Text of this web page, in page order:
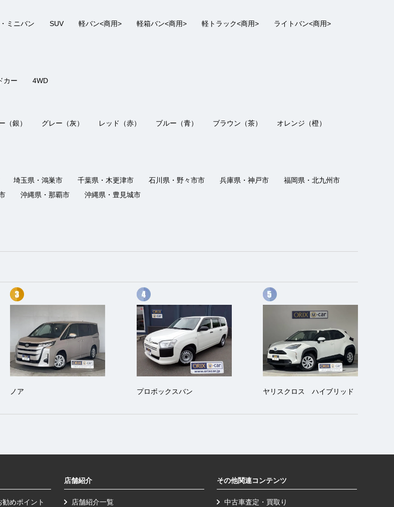
ミニバン SUV 軽バン<商用> 軽箱バン<商用> 軽トラック<商用>
ライトバン<商用>
カー 4WD
（銀） グレー（灰） レッド（赤） ブルー（青） ブラウン（茶）
オレンジ（橙）
埼玉県・鴻巣市 千葉県・木更津市 石川県・野々市市 兵庫県・神戸市
福岡県・北九州市
沖縄県・那覇市 沖縄県・豊見城市
ノア プロボックスバン ヤリスクロス ハイブリッド
めポイント
店舗紹介
店舗紹介一覧
その他関連コンテンツ
中古車査定・買取り